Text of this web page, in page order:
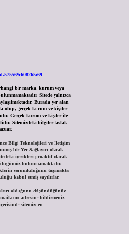
bir marka, kurum veya
Sitede yalnızca
Burada yer alan
olup, gerçek kurum ve kişiler
Gerçek kurum ve kişiler ile
Sitemizdeki bilgiler taslak
Bilgi Teknolojileri ve İletişim
bir Yer Sağlayıcı olarak
içerikleri proaktif olarak
bulunmamaktadır.
sorumluluğunu taşımakta
kabul etmiş sayılırlar.
olduğunu düşündüğünüz
adresine bildirmeniz
sitemizden